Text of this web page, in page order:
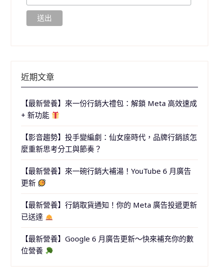
近期文章
【最新營養】來一份行銷大禮包：解鎖 Meta 高效速成
+ 新功能
【影音趨勢】投手變編劇：仙女座時代，品牌行銷該怎
麼重新思考分工與節奏？
【最新營養】來一碗行銷大補湯！YouTube 6 月廣告
更新
【最新營養】行銷取貨通知！你的 Meta 廣告投遞更新
已送達
【最新營養】Google 6 月廣告更新～快來補充你的數
位營養